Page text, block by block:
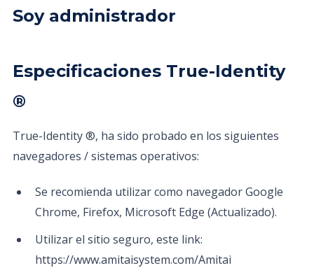
Soy administrador
Especificaciones True-Identity
®
True-Identity ®, ha sido probado en los siguientes
navegadores / sistemas operativos:
Se recomienda utilizar como navegador Google
Chrome, Firefox, Microsoft Edge (Actualizado).
Utilizar el sitio seguro, este link:
https://www.amitaisystem.com/Amitai